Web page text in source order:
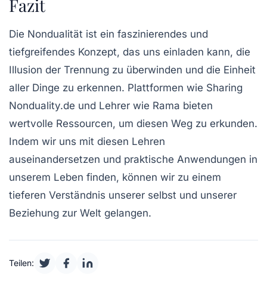
Fazit
Die Nondualität ist ein faszinierendes und
tiefgreifendes Konzept, das uns einladen kann, die
Illusion der Trennung zu überwinden und die Einheit
aller Dinge zu erkennen. Plattformen wie Sharing
Nonduality.de und Lehrer wie Rama bieten
wertvolle Ressourcen, um diesen Weg zu erkunden.
Indem wir uns mit diesen Lehren
auseinandersetzen und praktische Anwendungen in
unserem Leben finden, können wir zu einem
tieferen Verständnis unserer selbst und unserer
Beziehung zur Welt gelangen.
Teilen: